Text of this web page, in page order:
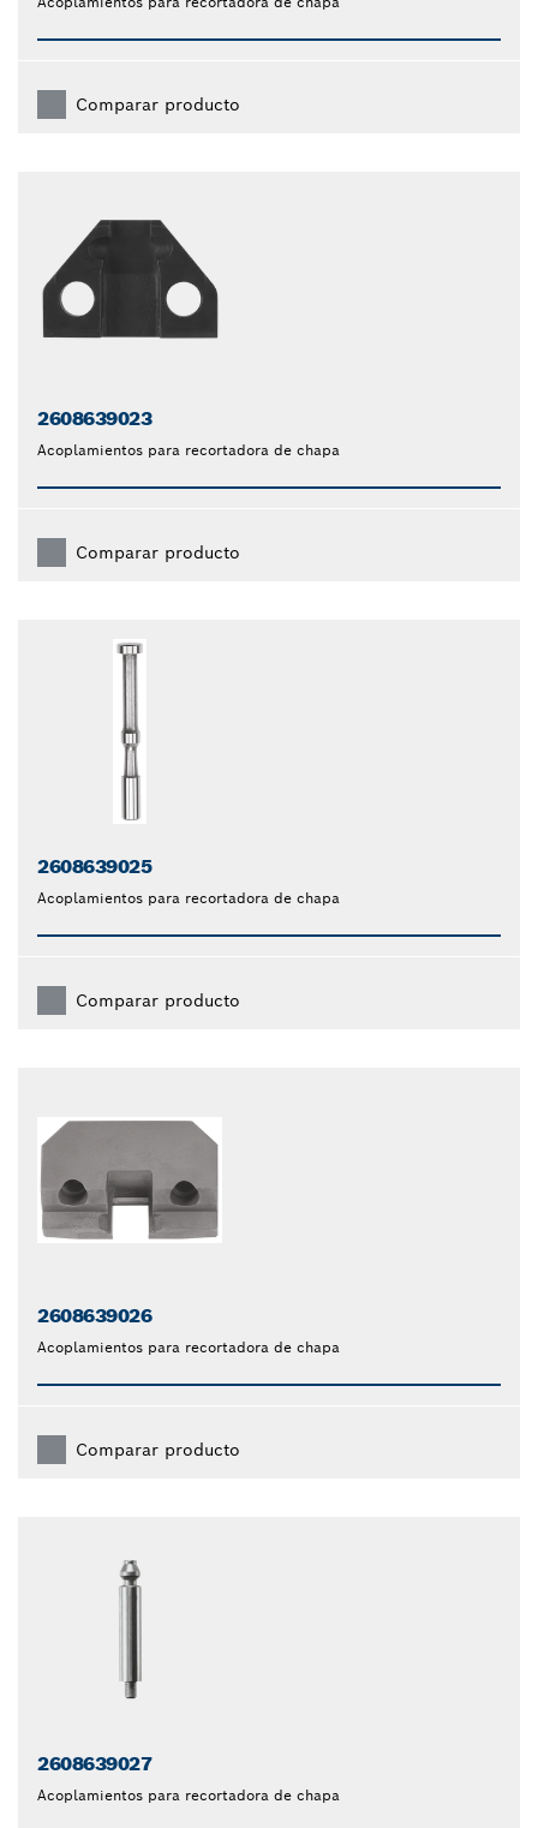
Comparar producto
2608639023
Acoplamientos para recortadora de chapa
Comparar producto
2608639025
Acoplamientos para recortadora de chapa
Comparar producto
2608639026
Acoplamientos para recortadora de chapa
Comparar producto
2608639027
Acoplamientos para recortadora de chapa